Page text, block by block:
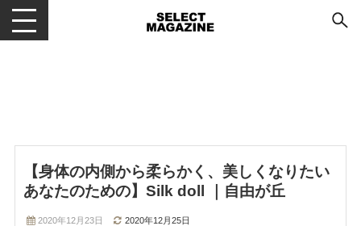
メニューを開閉する
【身体の内側から柔らかく、美しくなりたい
あなたのための】Silk doll ｜自由が丘
2020年12月23日 2020年12月25日